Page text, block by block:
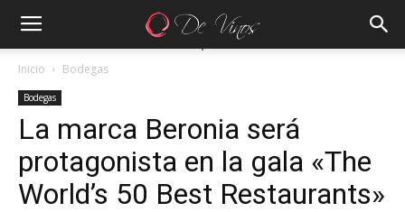
Inicio Bodegas
Bodegas
La marca Beronia será
protagonista en la gala «The
World’s 50 Best Restaurants»